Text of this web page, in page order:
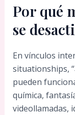
Por qué
se
En vínculos
situationships,
pueden
química,
videollamadas,